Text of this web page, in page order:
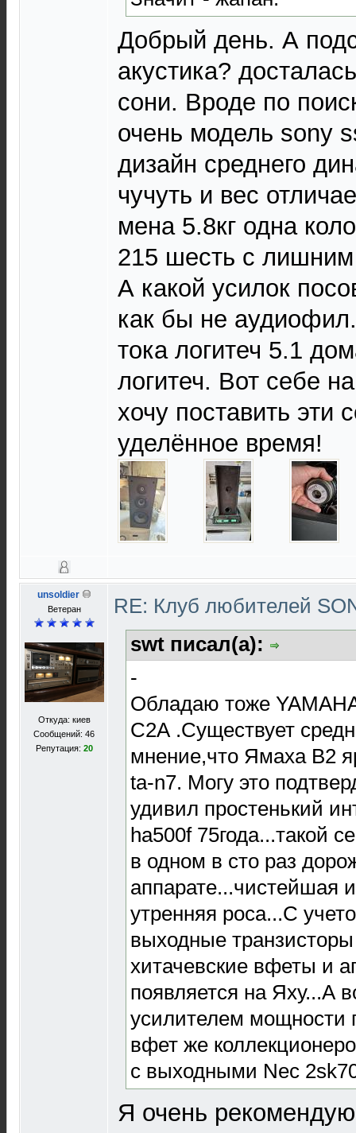
Добрый день. А
акустика?
сони. Вроде по
очень модель sony
дизайн среднего
чучуть и вес
мена 5.8кг одна
215 шесть с лишним
А какой усилок
как бы не
тока логитеч 5.1
логитеч. Вот себе
хочу поставить эти
уделённое время!
unsoldier
Ветеран
Откуда: киев
Сообщений: 46
Репутация: 20
RE: Клуб любителей
swt писал(а):
-
Обладаю тоже
С2А .Существует
мнение,что Ямаха В2
ta-n7. Могу это
удивил простенький
ha500f 75года...такой
в одном в сто раз
аппарате...чистейшая
утренняя роса...С
выходные транзисторы
хитачевские вфеты и
появляется на
усилителем мощности
вфет же
с выходными Nec
Я очень